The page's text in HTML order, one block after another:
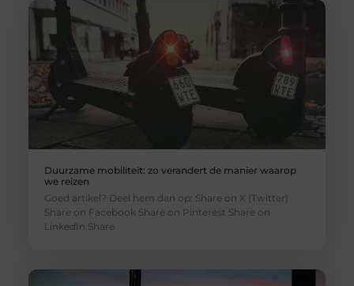
Duurzame mobiliteit: zo verandert de manier waarop
we reizen
Goed artikel? Deel hem dan op: Share on X (Twitter)
Share on Facebook Share on Pinterest Share on
LinkedIn Share